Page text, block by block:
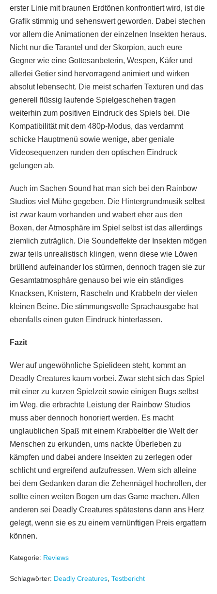
erster Linie mit braunen Erdtönen konfrontiert wird, ist die
Grafik stimmig und sehenswert geworden. Dabei stechen
vor allem die Animationen der einzelnen Insekten heraus.
Nicht nur die Tarantel und der Skorpion, auch eure
Gegner wie eine Gottesanbeterin, Wespen, Käfer und
allerlei Getier sind hervorragend animiert und wirken
absolut lebensecht. Die meist scharfen Texturen und das
generell flüssig laufende Spielgeschehen tragen
weiterhin zum positiven Eindruck des Spiels bei. Die
Kompatibilität mit dem 480p-Modus, das verdammt
schicke Hauptmenü sowie wenige, aber geniale
Videosequenzen runden den optischen Eindruck
gelungen ab.
Auch im Sachen Sound hat man sich bei den Rainbow
Studios viel Mühe gegeben. Die Hintergrundmusik selbst
ist zwar kaum vorhanden und wabert eher aus den
Boxen, der Atmosphäre im Spiel selbst ist das allerdings
ziemlich zuträglich. Die Soundeffekte der Insekten mögen
zwar teils unrealistisch klingen, wenn diese wie Löwen
brüllend aufeinander los stürmen, dennoch tragen sie zur
Gesamtatmosphäre genauso bei wie ein ständiges
Knacksen, Knistern, Rascheln und Krabbeln der vielen
kleinen Beine. Die stimmungsvolle Sprachausgabe hat
ebenfalls einen guten Eindruck hinterlassen.
Fazit
Wer auf ungewöhnliche Spielideen steht, kommt an
Deadly Creatures kaum vorbei. Zwar steht sich das Spiel
mit einer zu kurzen Spielzeit sowie einigen Bugs selbst
im Weg, die erbrachte Leistung der Rainbow Studios
muss aber dennoch honoriert werden. Es macht
unglaublichen Spaß mit einem Krabbeltier die Welt der
Menschen zu erkunden, ums nackte Überleben zu
kämpfen und dabei andere Insekten zu zerlegen oder
schlicht und ergreifend aufzufressen. Wem sich alleine
bei dem Gedanken daran die Zehennägel hochrollen, der
sollte einen weiten Bogen um das Game machen. Allen
anderen sei Deadly Creatures spätestens dann ans Herz
gelegt, wenn sie es zu einem vernünftigen Preis ergattern
können.
Kategorie: Reviews
Schlagwörter: Deadly Creatures, Testbericht